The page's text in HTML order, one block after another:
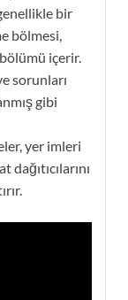
bir
bölmesi,
içerir.
sorunları
gibi
yer imleri